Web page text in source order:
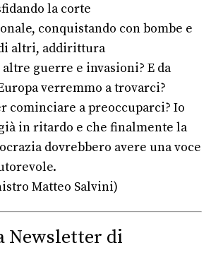
la corte
conquistando con bombe e
altri, addirittura
guerre e invasioni? E da
verremmo a trovarci?
cominciare a preoccuparci? Io
in ritardo e che finalmente la
dovrebbero avere una voce
Matteo Salvini)
Newsletter di